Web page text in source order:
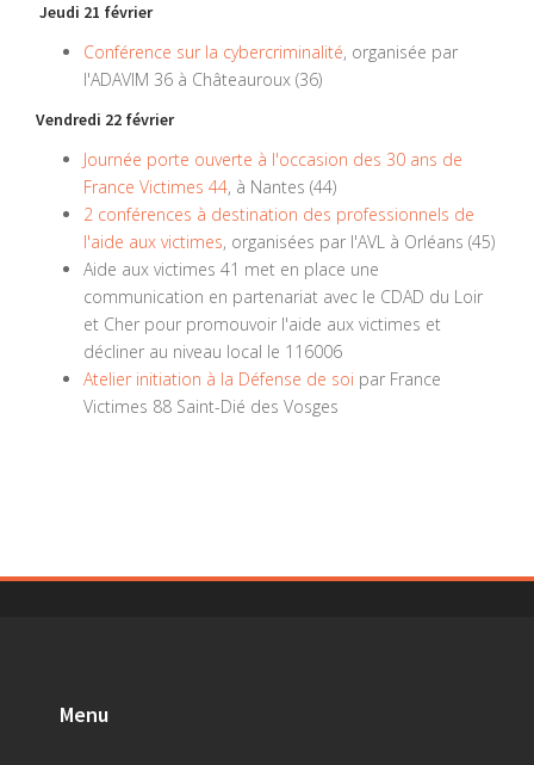
Jeudi 21 février
Conférence sur la cybercriminalité, organisée par
l'ADAVIM 36 à Châteauroux (36)
Vendredi 22 février
Journée porte ouverte à l'occasion des 30 ans de
France Victimes 44, à Nantes (44)
2 conférences à destination des professionnels de
l'aide aux victimes, organisées par l'AVL à Orléans (45)
Aide aux victimes 41 met en place une
communication en partenariat avec le CDAD du Loir
et Cher pour promouvoir l'aide aux victimes et
décliner au niveau local le 116006
Atelier initiation à la Défense de soi par France
Victimes 88 Saint-Dié des Vosges
Menu